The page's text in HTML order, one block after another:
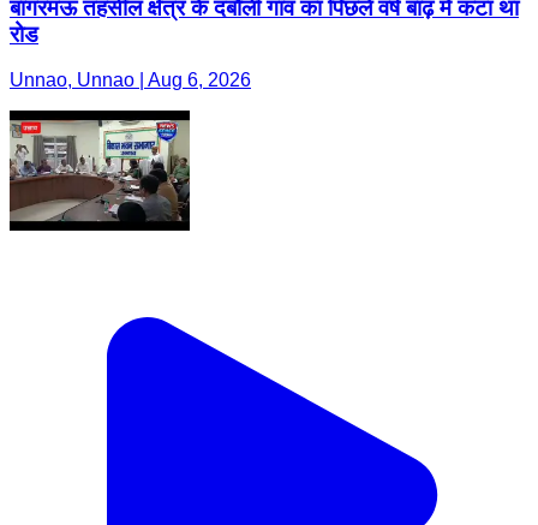
बांगरमऊ तहसील क्षेत्र के दबौली गांव का पिछले वर्ष बाढ़ में कटा था
रोड
Unnao, Unnao | Aug 6, 2026